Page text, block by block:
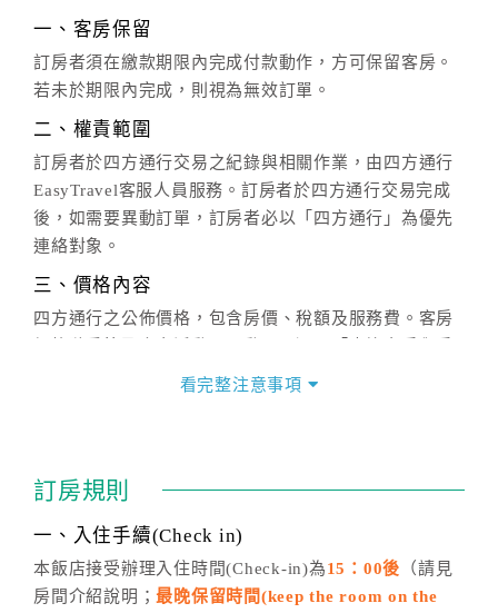
一、客房保留
訂房者須在繳款期限內完成付款動作，方可保留客房。
若未於期限內完成，則視為無效訂單。
二、權責範圍
訂房者於四方通行交易之紀錄與相關作業，由四方通行
EasyTravel客服人員服務。訂房者於四方通行交易完成
後，如需要異動訂單，訂房者必以「四方通行」為優先
連絡對象。
三、價格內容
四方通行之公佈價格，包含房價、稅額及服務費。客房
價」之當日價格為標準。
話方式異動訂單。
※非客服時間之申辦異動，皆為次日計算及辦理。
五、客服時間
週一至週日，上午9:00～晚上6:00
看完整注意事項
訂房規則
一、入住手續(Check in)
本飯店接受辦理入住時間(Check-in)為15：00後 （請見
房間介紹說明；最晚保留時間(keep the room on the